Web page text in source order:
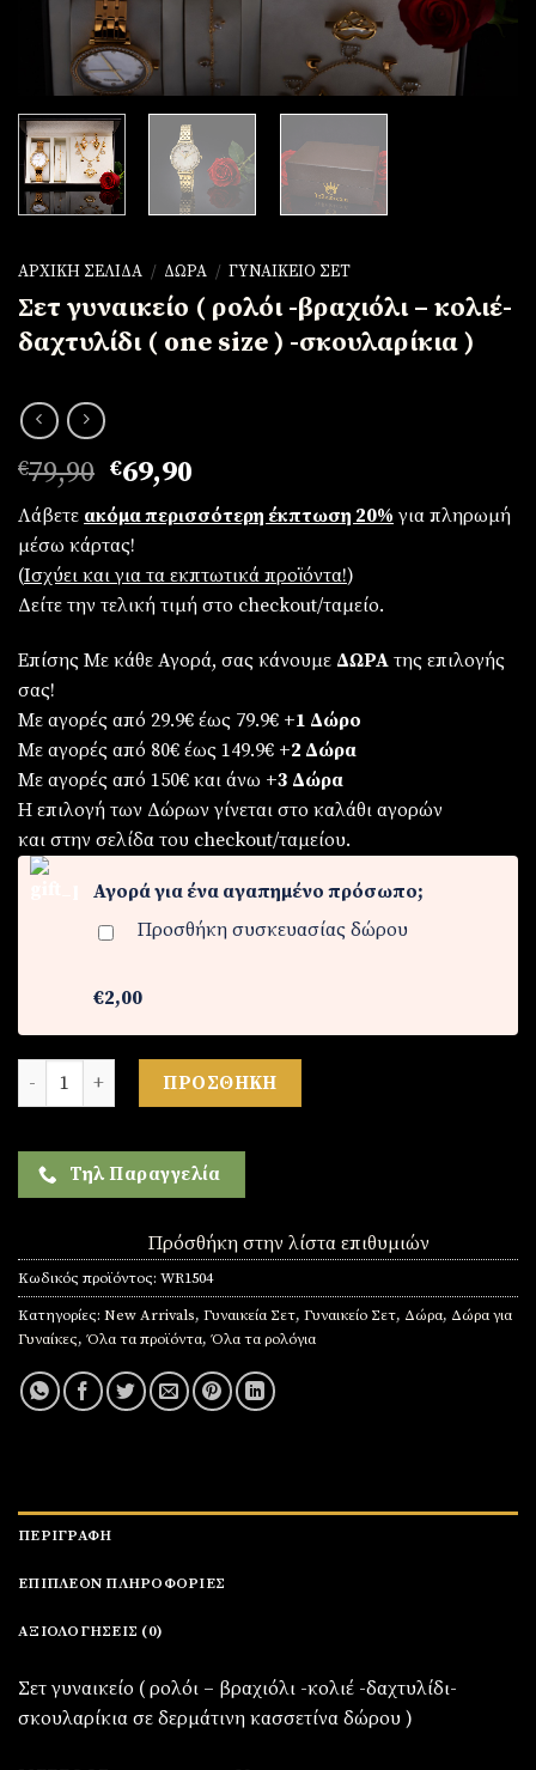
ΑΡΧΙΚΉ ΣΕΛΊΔΑ / ΔΏΡΑ / ΓΥΝΑΙΚΕΊΟ ΣΕΤ
Σετ γυναικείο ( ρολόι -βραχιόλι – κολιέ-
δαχτυλίδι ( one size ) -σκουλαρίκια )
€79,90 Original
price
was:
€79,90.
€69,90
τρέχουσα
τιμή
είναι:
€69,90.
Λάβετε ακόμα περισσότερη έκπτωση 20% για πληρωμή
μέσω κάρτας!
(Iσχύει και για τα εκπτωτικά προϊόντα!)
Δείτε την τελική τιμή στο checkout/ταμείο.
Επίσης Με κάθε Αγορά, σας κάνουμε ΔΩΡΑ της επιλογής
σας!
Με αγορές από 29.9€ έως 79.9€ +1 Δώρο
Με αγορές από 80€ έως 149.9€ +2 Δώρα
Με αγορές από 150€ και άνω +3 Δώρα
Η επιλογή των Δώρων γίνεται στο καλάθι αγορών
και στην σελίδα του checkout/ταμείου.
Αγορά για ένα αγαπημένο πρόσωπο;
Προσθήκη συσκευασίας δώρου
€2,00
Σετ γυναικείο ( ρολόι -βραχιόλι - κολιέ-δαχτυλίδι ( one size )
ΠΡΟΣΘΉΚΗ
Τηλ Παραγγελία
Πρόσθήκη στην λίστα επιθυμιών
Κωδικός προϊόντος: WR1504
Κατηγορίες: New Arrivals, Γυναικεία Σετ, Γυναικείο Σετ, Δώρα, Δώρα για
Γυναίκες, Όλα τα προϊόντα, Όλα τα ρολόγια
ΠΕΡΙΓΡΑΦΉ
ΕΠΙΠΛΈΟΝ ΠΛΗΡΟΦΟΡΊΕΣ
ΑΞΙΟΛΟΓΉΣΕΙΣ (0)
Σετ γυναικείο ( ρολόι – βραχιόλι -κολιέ -δαχτυλίδι-
σκουλαρίκια σε δερμάτινη κασσετίνα δώρου )